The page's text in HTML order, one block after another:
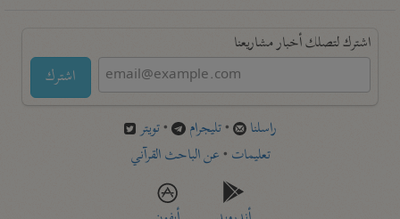
اشترك لتصلك أخبار مشاريعنا
اشترك
راسلنا •تليجرام •تويتر
تعليمات •عن الباحث القرآني